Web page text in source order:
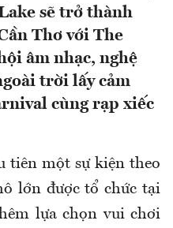
sẽ trở thành
Thơ với The
âm nhạc, nghệ
trời lấy cảm
cùng rạp xiếc
tiên một sự kiện theo
lớn được tổ chức tại
lựa chọn vui chơi